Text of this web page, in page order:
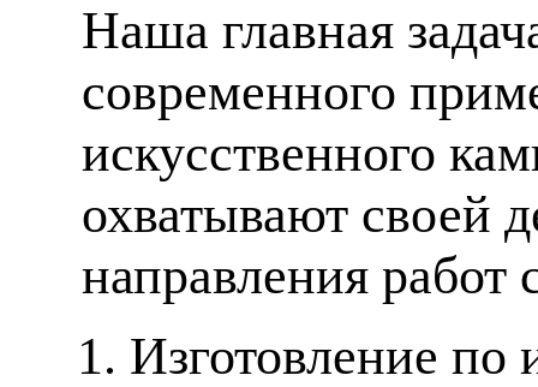
Наша главная
современного
искусственного
охватывают своей
направления работ
Изготовление по